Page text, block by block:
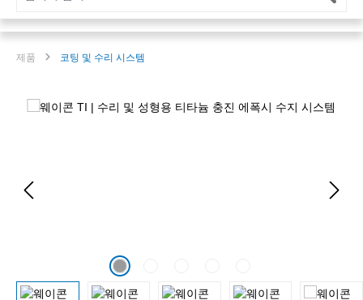
제품 코팅 및 수리 시스템
Skip image gallery